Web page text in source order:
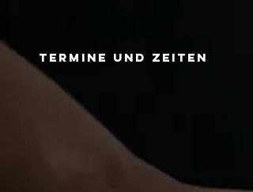
Termine und Zeiten